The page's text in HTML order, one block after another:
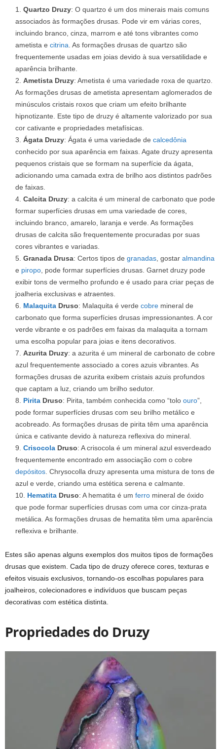
Quartzo Druzy: O quartzo é um dos minerais mais comuns
associados às formações drusas. Pode vir em várias cores,
incluindo branco, cinza, marrom e até tons vibrantes como
ametista e citrina . As formações drusas de quartzo são
frequentemente usadas em joias devido à sua versatilidade e
aparência brilhante.
Ametista Druzy: Ametista é uma variedade roxa de quartzo.
As formações drusas de ametista apresentam aglomerados de
minúsculos cristais roxos que criam um efeito brilhante
hipnotizante. Este tipo de druzy é altamente valorizado por sua
cor cativante e propriedades metafísicas.
Ágata Druzy: Ágata é uma variedade de calcedônia
conhecido por sua aparência em faixas. Agate druzy apresenta
pequenos cristais que se formam na superfície da ágata,
adicionando uma camada extra de brilho aos distintos padrões
de faixas.
Calcita Druzy: a calcita é um mineral de carbonato que pode
formar superfícies drusas em uma variedade de cores,
incluindo branco, amarelo, laranja e verde. As formações
drusas de calcita são frequentemente procuradas por suas
cores vibrantes e variadas.
Granada Drusa: Certos tipos de granadas , gostar almandina
e piropo , pode formar superfícies drusas. Garnet druzy pode
exibir tons de vermelho profundo e é usado para criar peças de
joalheria exclusivas e atraentes.
Malaquita Druso: Malaquita é verde cobre mineral de
carbonato que forma superfícies drusas impressionantes. A cor
verde vibrante e os padrões em faixas da malaquita a tornam
uma escolha popular para joias e itens decorativos.
Azurita Druzy: a azurita é um mineral de carbonato de cobre
azul frequentemente associado a cores azuis vibrantes. As
formações drusas de azurita exibem cristais azuis profundos
que captam a luz, criando um brilho sedutor.
Pirita Druso: Pirita, também conhecida como “tolo ouro”,
pode formar superfícies drusas com seu brilho metálico e
acobreado. As formações drusas de pirita têm uma aparência
única e cativante devido à natureza reflexiva do mineral.
Crisocola Druso: A crisocola é um mineral azul esverdeado
frequentemente encontrado em associação com o cobre
depósitos . Chrysocolla druzy apresenta uma mistura de tons de
azul e verde, criando uma estética serena e calmante.
Hematita Druso: A hematita é um ferro mineral de óxido
que pode formar superfícies drusas com uma cor cinza-prata
metálica. As formações drusas de hematita têm uma aparência
reflexiva e brilhante.
Estes são apenas alguns exemplos dos muitos tipos de formações
drusas que existem. Cada tipo de druzy oferece cores, texturas e
efeitos visuais exclusivos, tornando-os escolhas populares para
joalheiros, colecionadores e indivíduos que buscam peças
decorativas com estética distinta.
Propriedades do Druzy